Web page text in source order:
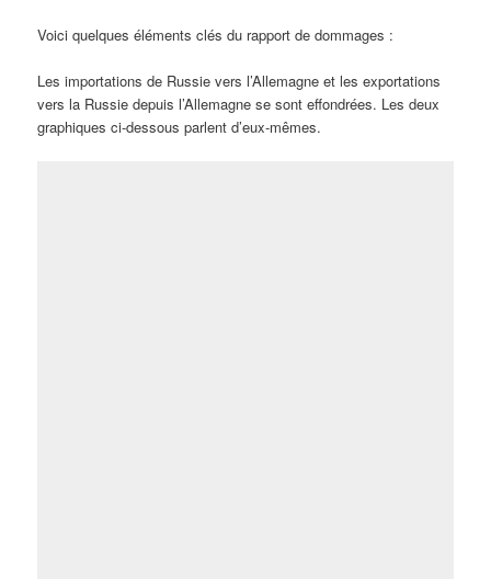
Voici quelques éléments clés du rapport de dommages :
Les importations de Russie vers l’Allemagne et les exportations
vers la Russie depuis l’Allemagne se sont effondrées. Les deux
graphiques ci-dessous parlent d’eux-mêmes.